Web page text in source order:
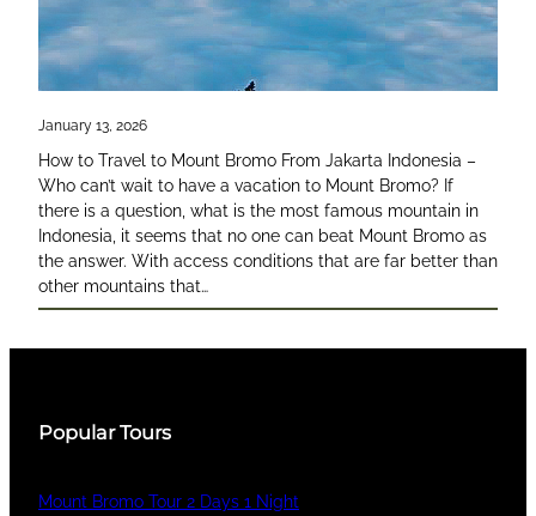
January 13, 2026
How to Travel to Mount Bromo From Jakarta Indonesia –
Who can’t wait to have a vacation to Mount Bromo? If
there is a question, what is the most famous mountain in
Indonesia, it seems that no one can beat Mount Bromo as
the answer. With access conditions that are far better than
other mountains that…
Popular Tours
Mount Bromo Tour 2 Days 1 Night